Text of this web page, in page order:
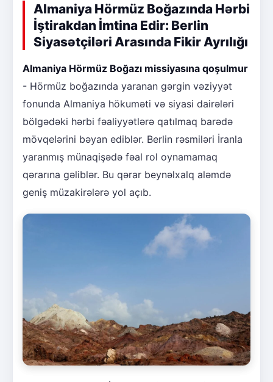
Almaniya Hörmüz Boğazında Hərbi
İştirakdan İmtina Edir: Berlin
Siyasətçiləri Arasında Fikir Ayrılığı
Almaniya Hörmüz Boğazı missiyasına qoşulmur
- Hörmüz boğazında yaranan gərgin vəziyyət
fonunda Almaniya hökuməti və siyasi dairələri
bölgədəki hərbi fəaliyyətlərə qatılmaq barədə
mövqelərini bəyan ediblər. Berlin rəsmiləri İranla
yaranmış münaqişədə fəal rol oynamamaq
qərarına gəliblər. Bu qərar beynəlxalq aləmdə
geniş müzakirələrə yol açıb.